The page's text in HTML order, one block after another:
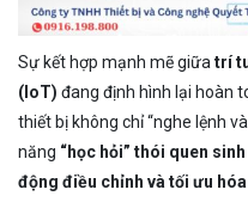
Sự kết hợp mạnh mẽ giữa trí
(IoT) đang định hình lại hoàn
thiết bị không chỉ “nghe lệnh
năng “học hỏi” thói quen
động điều chỉnh và tối ưu hóa